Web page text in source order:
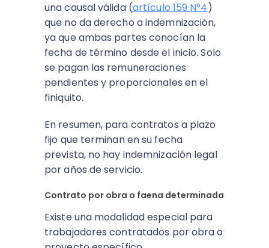
una causal válida (artículo 159 N°4)
que no da derecho a indemnización,
ya que ambas partes conocían la
fecha de término desde el inicio. Solo
se pagan las remuneraciones
pendientes y proporcionales en el
finiquito.
En resumen, para contratos a plazo
fijo que terminan en su fecha
prevista, no hay indemnización legal
por años de servicio.
Contrato por obra o faena determinada
Existe una modalidad especial para
trabajadores contratados por obra o